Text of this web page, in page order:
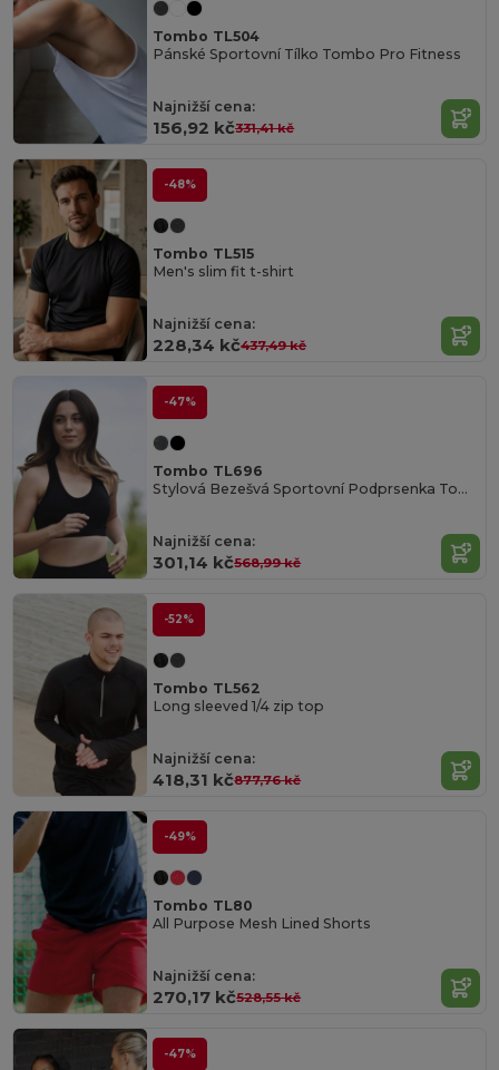
Tombo TL504
Pánské Sportovní Tílko Tombo Pro Fitness
Najnižší cena:
156,92 kč331,41 kč
-48%
Tombo TL515
Men's slim fit t-shirt
Najnižší cena:
228,34 kč437,49 kč
-47%
Tombo TL696
Stylová Bezešvá Sportovní Podprsenka Tombo
Najnižší cena:
301,14 kč568,99 kč
-52%
Tombo TL562
Long sleeved 1/4 zip top
Najnižší cena:
418,31 kč877,76 kč
-49%
Tombo TL80
All Purpose Mesh Lined Shorts
Najnižší cena:
270,17 kč528,55 kč
-47%